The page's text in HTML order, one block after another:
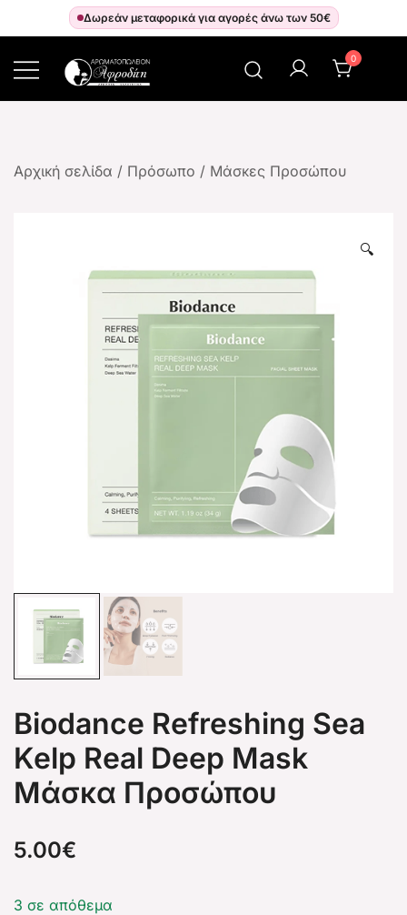
Δωρεάν μεταφορικά για αγορές άνω των 50€
0
Αρχική σελίδα / Πρόσωπο / Μάσκες Προσώπου
🔍
Biodance Refreshing Sea
Kelp Real Deep Mask
Μάσκα Προσώπου
5.00€
3 σε απόθεμα